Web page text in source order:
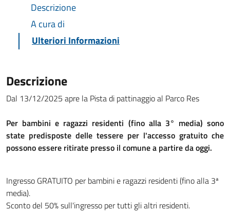
Descrizione
A cura di
Ulteriori Informazioni
Descrizione
Dal 13/12/2025 apre la Pista di pattinaggio al Parco Res
Per bambini e ragazzi residenti (fino alla 3° media) sono
state predisposte delle tessere per l'accesso gratuito che
possono essere ritirate presso il comune a partire da oggi.
Ingresso GRATUITO per bambini e ragazzi residenti (fino alla 3ª
media).
Sconto del 50% sull'ingresso per tutti gli altri residenti.